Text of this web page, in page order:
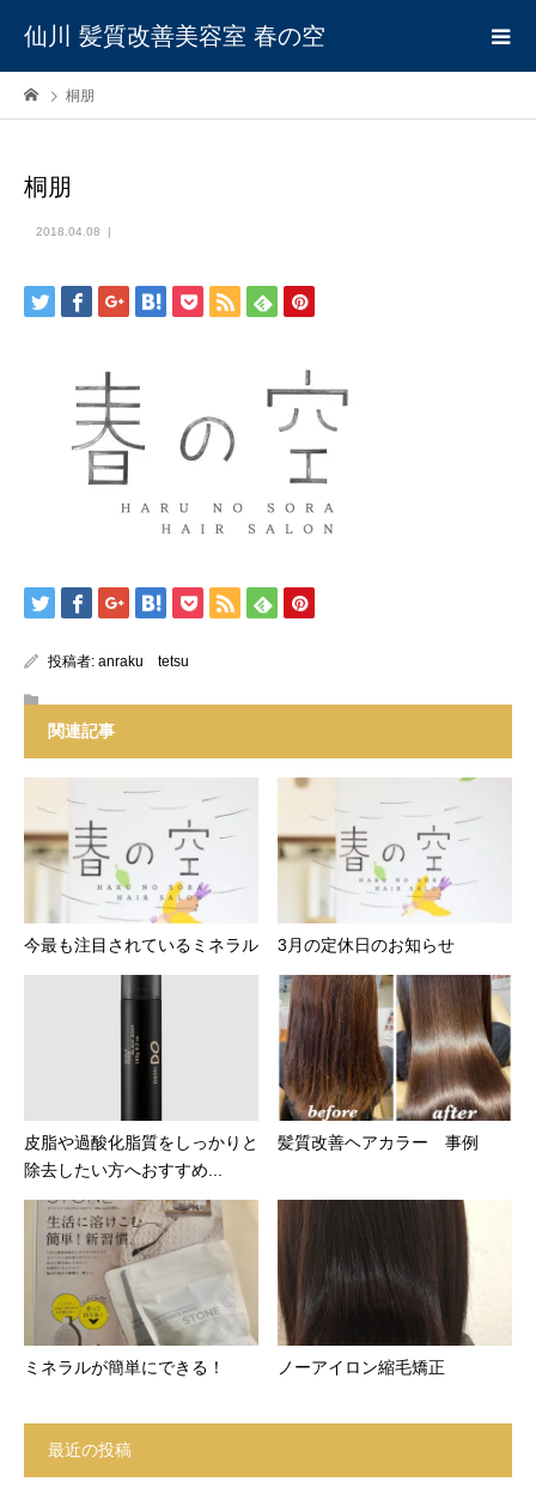
仙川 髪質改善美容室 春の空
桐朋
桐朋
2018.04.08
投稿者: anraku tetsu
関連記事
今最も注目されているミネラル 3月の定休日のお知らせ
皮脂や過酸化脂質をしっかりと
除去したい方へおすすめ...
髪質改善ヘアカラー 事例
ミネラルが簡単にできる！ ノーアイロン縮毛矯正
最近の投稿